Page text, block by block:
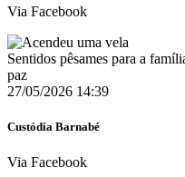
Via Facebook
Sentidos pêsames para a
paz
27/05/2026 14:39
Custódia Barnabé
Via Facebook